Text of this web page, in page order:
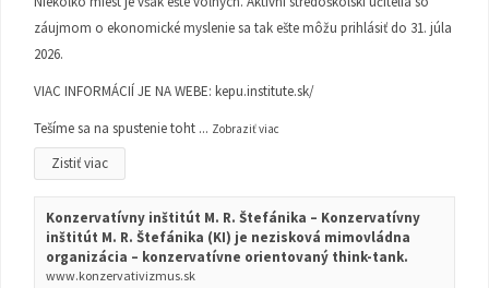
záujmom o ekonomické myslenie sa tak ešte môžu prihlásiť do 31. júla
2026.
VIAC INFORMÁCIÍ JE NA WEBE: kepu.institute.sk/
Tešíme sa na spustenie toht ... Zobraziť viac
Zistiť viac
Konzervatívny inštitút M. R. Štefánika – Konzervatívny
inštitút M. R. Štefánika (KI) je nezisková mimovládna
organizácia – konzervatívne orientovaný think-tank.
www.konzervativizmus.sk